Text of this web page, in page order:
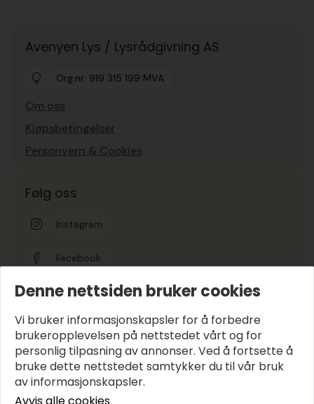
Avenyen Lys / Lysrådgivning AS
Org.nr: 919 315 199 MVA
Om oss
Kjøpsbetingelser
Personvern & Cookies
Følg oss
Instagram
Facebook
Google-vurdering
Hold deg oppdatert
E-post*
Denne nettsiden bruker cookies
Vi bruker informasjonskapsler for å forbedre
brukeropplevelsen på nettstedet vårt og for
personlig tilpasning av annonser. Ved å fortsette å
bruke dette nettstedet samtykker du til vår bruk
av informasjonskapsler.